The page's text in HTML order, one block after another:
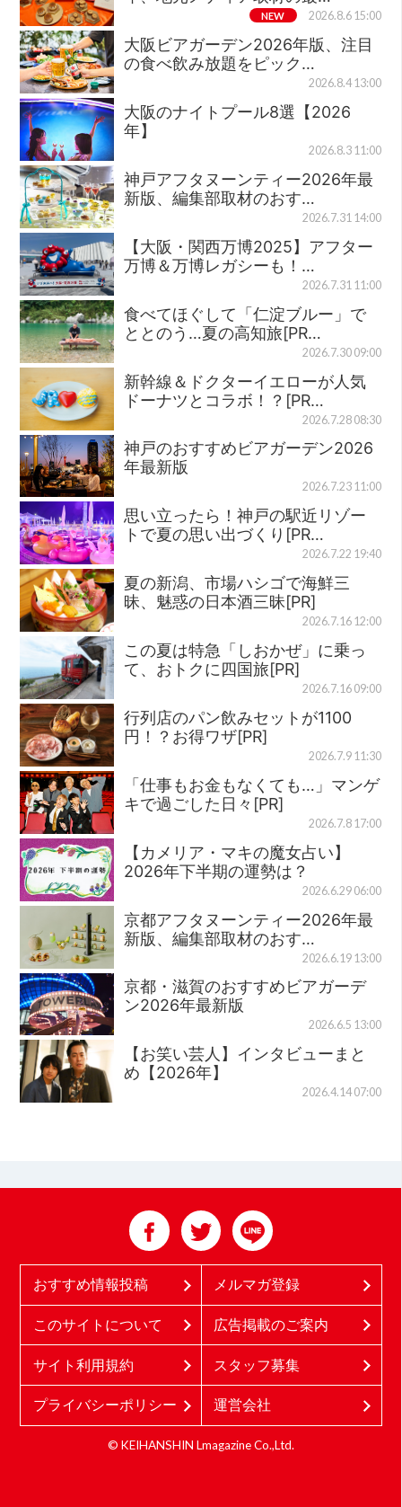
NEW 2026.8.6 15:00
大阪ビアガーデン2026年版、注目
の食べ飲み放題をピック…
2026.8.4 13:00
大阪のナイトプール8選【2026
年】
2026.8.3 11:00
神戸アフタヌーンティー2026年最
新版、編集部取材のおす…
2026.7.31 14:00
【大阪・関西万博2025】アフター
万博＆万博レガシーも！…
2026.7.31 11:00
食べてほぐして「仁淀ブルー」で
ととのう…夏の高知旅[PR…
2026.7.30 09:00
新幹線＆ドクターイエローが人気
ドーナツとコラボ！？[PR…
2026.7.28 08:30
神戸のおすすめビアガーデン2026
年最新版
2026.7.23 11:00
思い立ったら！神戸の駅近リゾー
トで夏の思い出づくり[PR…
2026.7.22 19:40
夏の新潟、市場ハシゴで海鮮三
昧、魅惑の日本酒三昧[PR]
2026.7.16 12:00
この夏は特急「しおかぜ」に乗っ
て、おトクに四国旅[PR]
2026.7.16 09:00
行列店のパン飲みセットが1100
円！？お得ワザ[PR]
2026.7.9 11:30
「仕事もお金もなくても…」マンゲ
キで過ごした日々[PR]
2026.7.8 17:00
【カメリア・マキの魔女占い】
2026年下半期の運勢は？
2026.6.29 06:00
京都アフタヌーンティー2026年最
新版、編集部取材のおす…
2026.6.19 13:00
京都・滋賀のおすすめビアガーデ
ン2026年最新版
2026.6.5 13:00
【お笑い芸人】インタビューまと
め【2026年】
2026.4.14 07:00
おすすめ情報投稿 メルマガ登録
このサイトについて 広告掲載のご案内
サイト利用規約 スタッフ募集
プライバシーポリシー 運営会社
© KEIHANSHIN Lmagazine Co.,Ltd.